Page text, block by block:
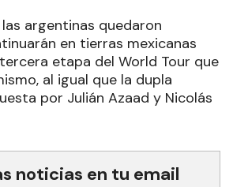
argentinas quedaron
en tierras mexicanas
etapa del World Tour que
al igual que la dupla
por Julián Azaad y Nicolás
noticias en tu email